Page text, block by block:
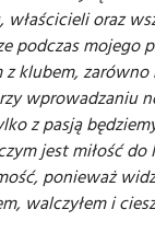
właścicieli oraz
podczas mojego
z klubem,
wprowadzaniu
z pasją
jest miłość
ponieważ
walczyłem i